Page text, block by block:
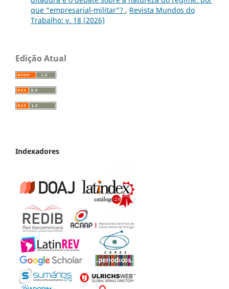
que “empresarial-militar”? , Revista Mundos do
Trabalho: v. 18 (2026)
Edição Atual
Indexadores